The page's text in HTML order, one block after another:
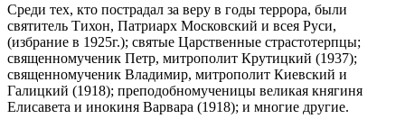
Среди тех, кто пострадал за веру в годы террора, были
святитель Тихон, Патриарх Московский и всея Руси,
(избрание в 1925г.); святые Царственные страстотерпцы;
священномученик Петр, митрополит Крутицкий (1937);
священномученик Владимир, митрополит Киевский и
Галицкий (1918); преподобномученицы великая княгиня
Елисавета и инокиня Варвара (1918); и многие другие.